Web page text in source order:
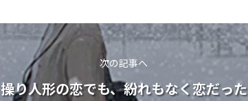
次の記事へ
操り人形の恋でも、紛れもなく恋だった